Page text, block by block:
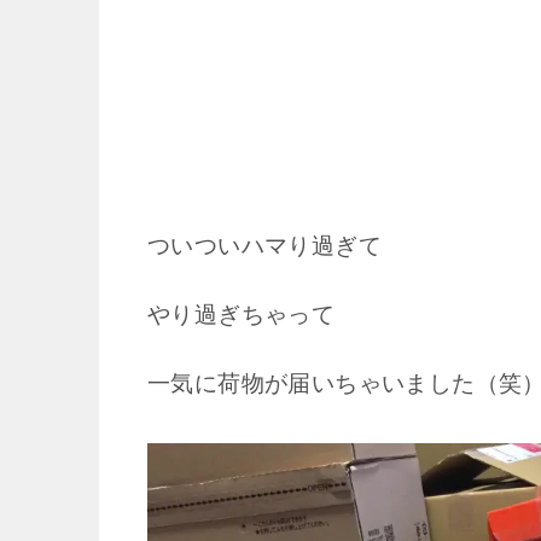
ついついハマり過ぎて
やり過ぎちゃって
一気に荷物が届いちゃいました（笑